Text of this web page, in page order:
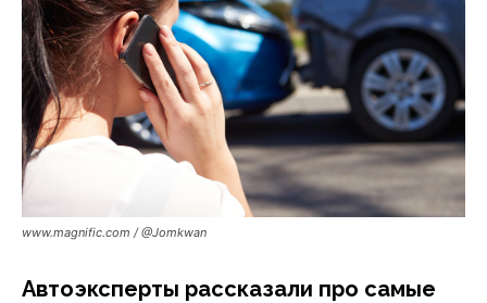
www.magnific.com / @Jomkwan
Автоэксперты рассказали про самые